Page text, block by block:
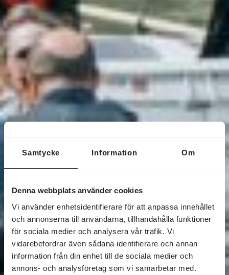
Samtycke Information Om
Denna webbplats använder cookies
Vi använder enhetsidentifierare för att anpassa innehållet
och annonserna till användarna, tillhandahålla funktioner
för sociala medier och analysera vår trafik. Vi
vidarebefordrar även sådana identifierare och annan
information från din enhet till de sociala medier och
annons- och analysföretag som vi samarbetar med.